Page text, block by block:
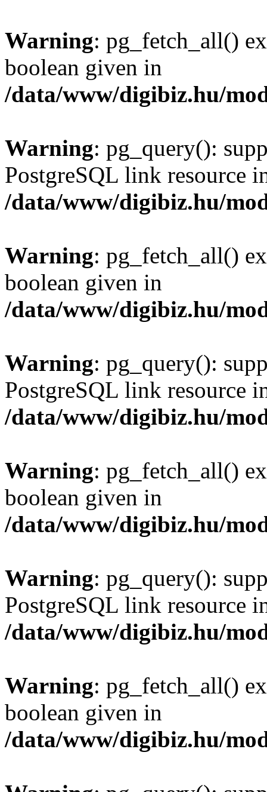
Warning: pg_fetch_all()
boolean given in
/data/www/digibiz.hu/
Warning: pg_query():
PostgreSQL link resource
/data/www/digibiz.hu/
Warning: pg_fetch_all()
boolean given in
/data/www/digibiz.hu/
Warning: pg_query():
PostgreSQL link resource
/data/www/digibiz.hu/
Warning: pg_fetch_all()
boolean given in
/data/www/digibiz.hu/
Warning: pg_query():
PostgreSQL link resource
/data/www/digibiz.hu/
Warning: pg_fetch_all()
boolean given in
/data/www/digibiz.hu/